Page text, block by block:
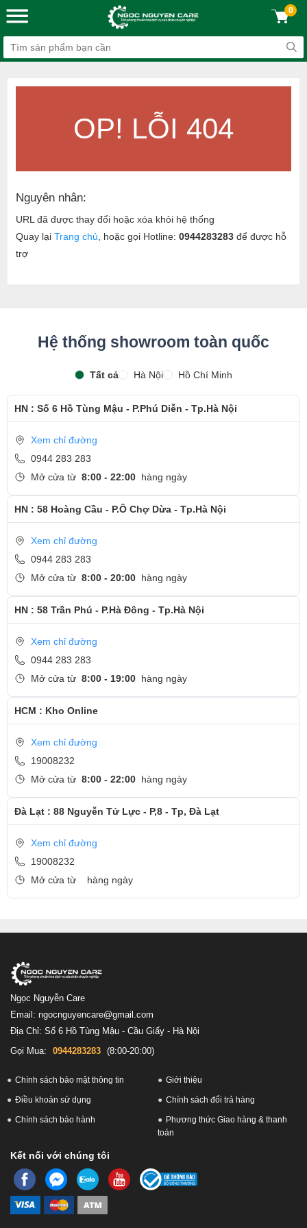
0
OP! LỖI 404
Nguyên nhân:
URL đã được thay đổi hoặc xóa khỏi hệ thống
Quay lạiTrang chủ , hoặc gọi Hotline:0944283283 để được hỗ
trợ
Hệ thống showroom toàn quốc
Tất cả Hà Nội Hồ Chí Minh
HN : Số 6 Hồ Tùng Mậu - P.Phú Diễn - Tp.Hà Nội
Xem chỉ đường
0944 283 283
Mở cửa từ 8:00 - 22:00 hàng ngày
HN : 58 Hoàng Cầu - P.Ô Chợ Dừa - Tp.Hà Nội
Xem chỉ đường
0944 283 283
Mở cửa từ 8:00 - 20:00 hàng ngày
HN : 58 Trần Phú - P.Hà Đông - Tp.Hà Nội
Xem chỉ đường
0944 283 283
Mở cửa từ 8:00 - 19:00 hàng ngày
HCM : Kho Online
Xem chỉ đường
19008232
Mở cửa từ 8:00 - 22:00 hàng ngày
Đà Lạt : 88 Nguyễn Tử Lực - P,8 - Tp, Đà Lạt
Xem chỉ đường
19008232
Mở cửa từ
hàng ngày
Ngọc Nguyễn Care
Email: ngocnguyencare@gmail.com
Địa Chỉ: Số 6 Hồ Tùng Mậu - Cầu Giấy - Hà Nội
Gọi Mua:
0944283283 (8:00-20:00)
Chính sách bảo mật thông tin Giới thiệu
Điều khoản sử dụng Chính sách đổi trả hàng
Chính sách bảo hành
Phương thức Giao hàng & thanh
toán
Kết nối với chúng tôi